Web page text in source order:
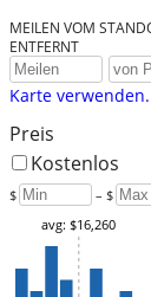
MEILEN VOM
ENTFERNT
Karte
Preis
Kostenlos
$ – $
avg: $16,260